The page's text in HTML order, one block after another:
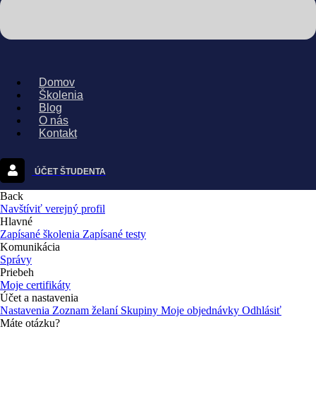
Domov
Školenia
Blog
O nás
Kontakt
ÚČET ŠTUDENTA
Back
Navštíviť verejný profil
Hlavné
Zapísané školenia Zapísané testy
Komunikácia
Správy
Priebeh
Moje certifikáty
Účet a nastavenia
Nastavenia Zoznam želaní Skupiny Moje objednávky Odhlásiť
Máte otázku?